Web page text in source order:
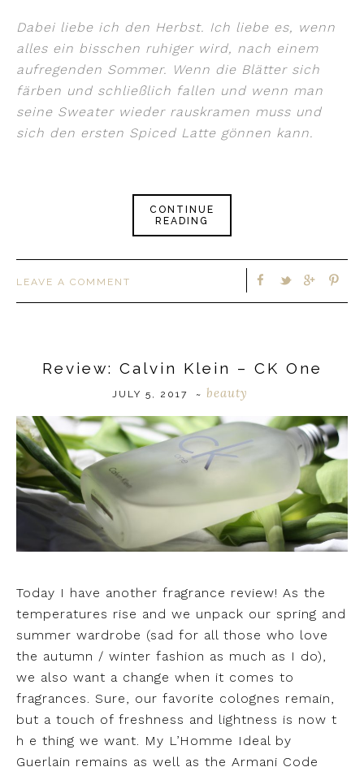
Dabei liebe ich den Herbst. Ich liebe es, wenn
alles ein bisschen ruhiger wird, nach einem
aufregenden Sommer. Wenn die Blätter sich
färben und schließlich fallen und wenn man
seine Sweater wieder rauskramen muss und
sich den ersten Spiced Latte gönnen kann.
CONTINUE
READING
LEAVE A COMMENT
Review: Calvin Klein – CK One
JULY 5, 2017 ~ beauty
Today I have another fragrance review! As the
temperatures rise and we unpack our spring and
summer wardrobe (sad for all those who love
the autumn / winter fashion as much as I do),
we also want a change when it comes to
fragrances. Sure, our favorite colognes remain,
but a touch of freshness and lightness is now t
h e thing we want. My L’Homme Ideal by
Guerlain remains as well as the Armani Code